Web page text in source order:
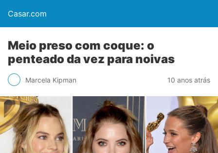
Casar.com
Meio preso com coque: o
penteado da vez para noivas
Marcela Kipman 10 anos atrás